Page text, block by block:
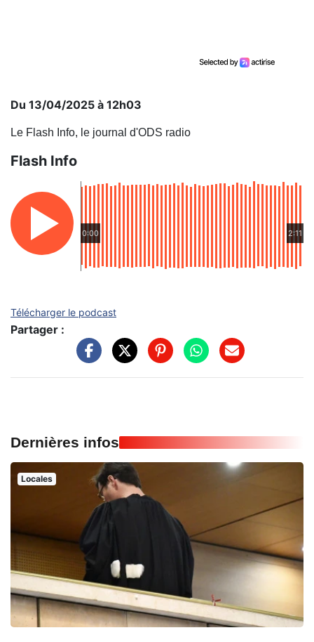
Du 13/04/2025 à 12h03
Le Flash Info, le journal d'ODS radio
Flash Info
0:00 2:11
Télécharger le podcast
Partager :
Dernières infos
Locales